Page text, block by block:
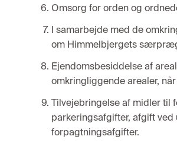
Omsorg for orden og
I samarbejde med de
om Himmelbjergets
Ejendomsbesiddelse af
omkringliggende arealer,
Tilvejebringelse af midler til
parkeringsafgifter, afgift
forpagtningsafgifter.